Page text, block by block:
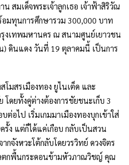
สมเด็จพระเจ้าลูกเธอ เจ้าฟ้าสิริวัณ
มทุนการศึกษารวม 300,000 บาท
งเทพมหานคร ณ สนามศูนย์เยาวชน
ดินแดง วันที่ 19 ตุลาคมนี้ เป็นการ
มสรเมืองทอง ยูไนเต็ด และ
โดยทั้งคู่ต่างต้องการชัยชนะเก็บ 3
ต่อไป เริ่มเกมมาเมืองทองบุกเข้าใส่
รั้ง แต่ก็ได้แค่เกือบ กลับเป็นสวน
จังหวะโต้กลับโดยวรวิทย์ ดวงจิตร
ตกพื้นกระดอนข้ามหัวภาณวิชญ์ คุณ